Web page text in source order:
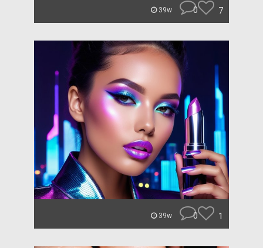
39w 0 7
39w 0 1